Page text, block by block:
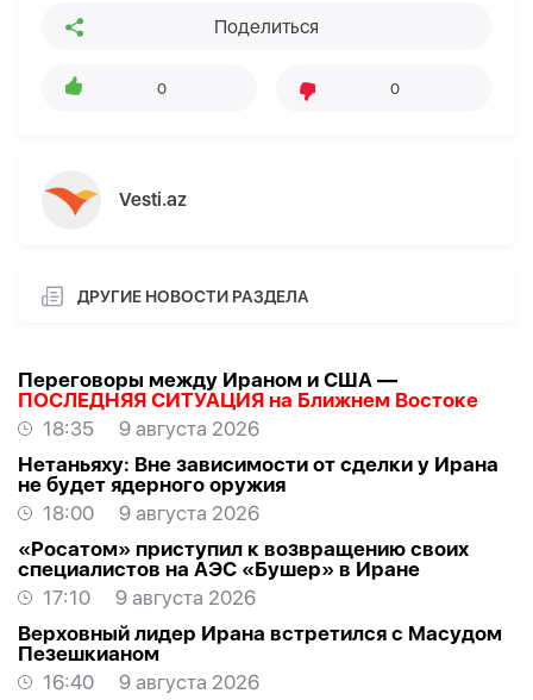
Поделиться
0 0
Vesti.az
ДРУГИЕ НОВОСТИ РАЗДЕЛА
Переговоры между Ираном и США —
ПОСЛЕДНЯЯ СИТУАЦИЯ на Ближнем Востоке
18:35
9 августа 2026
Нетаньяху: Вне зависимости от сделки у Ирана
не будет ядерного оружия
18:00
9 августа 2026
«Росатом» приступил к возвращению своих
специалистов на АЭС «Бушер» в Иране
17:10
9 августа 2026
Верховный лидер Ирана встретился с Масудом
Пезешкианом
16:40
9 августа 2026